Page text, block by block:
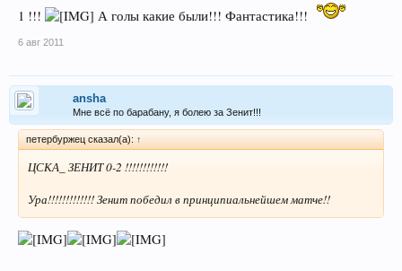
1 !!! А голы какие были!!! Фантастика!!!
6 авг 2011
ansha
Мне всё по барабану, я болею за Зенит!!!
петербуржец сказал(а): ↑
ЦСКА_ ЗЕНИТ 0-2 !!!!!!!!!!!!
Ура!!!!!!!!!!!!! Зенит победил в принципиальнейшем матче!!